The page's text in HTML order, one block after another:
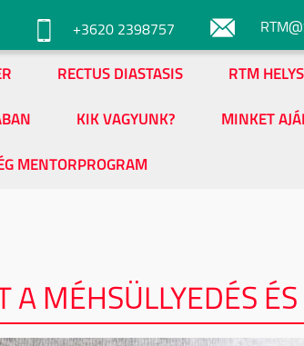
+3620 2398757
RECTUS DIASTASIS RTM
KIK VAGYUNK? MINKET
MENTORPROGRAM
A MÉHSÜLLYEDÉS